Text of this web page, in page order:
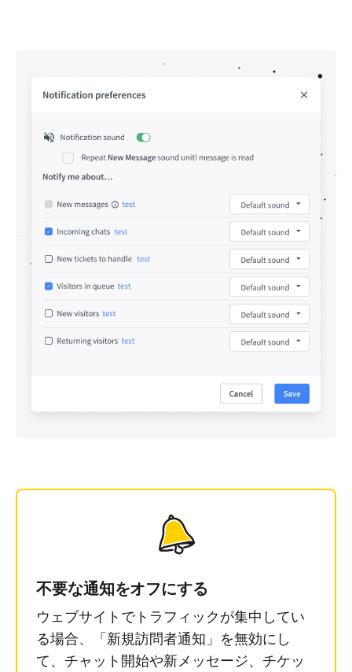
不要な通知をオフにする
ウェブサイトでトラフィックが集中してい
る場合、「新規訪問者通知」を無効にし
て、チャット開始や新メッセージ、チケッ